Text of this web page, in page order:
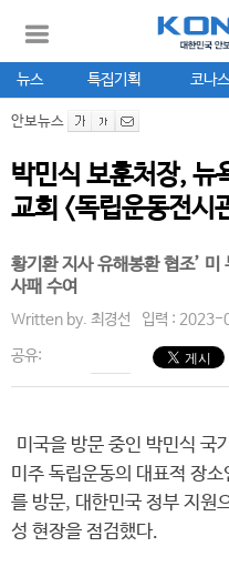
뉴스 특집기획 코나
안보뉴스
박민식 보훈처장, 뉴
교회 <독립운동전시
황기환 지사 유해봉환 협조’
사패 수여
Written by. 최경선 입력 :
공유:
미국을 방문 중인 박민식
미주 독립운동의 대표적 장
를 방문, 대한민국 정부 지원
성 현장을 점검했다.